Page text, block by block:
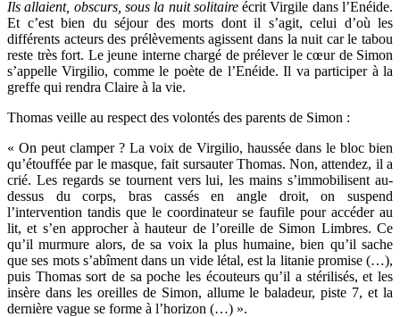
Ils allaient, obscurs, sous la nuit solitaireécrit Virgile dans l’Enéide.
Et c’est bien du séjour des morts dont il s’agit, celui d’où les
différents acteurs des prélèvements agissent dans la nuit car le tabou
reste très fort. Le jeune interne chargé de prélever le cœur de Simon
s’appelle Virgilio, comme le poète de l’Enéide. Il va participer à la
greffe qui rendra Claire à la vie.
Thomas veille au respect des volontés des parents de Simon :
« On peut clamper ? La voix de Virgilio, haussée dans le bloc bien
qu’étouffée par le masque, fait sursauter Thomas. Non, attendez, il a
crié. Les regards se tournent vers lui, les mains s’immobilisent au-
dessus du corps, bras cassés en angle droit, on suspend
l’intervention tandis que le coordinateur se faufile pour accéder au
lit, et s’en approcher à hauteur de l’oreille de Simon Limbres. Ce
qu’il murmure alors, de sa voix la plus humaine, bien qu’il sache
que ses mots s’abîment dans un vide létal, est la litanie promise (…),
puis Thomas sort de sa poche les écouteurs qu’il a stérilisés, et les
insère dans les oreilles de Simon, allume le baladeur, piste 7, et la
dernière vague se forme à l’horizon (…) ».